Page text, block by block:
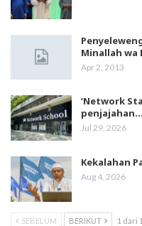
Minallah wa
Apr 2, 2013
‘Network
penjajahan…
Jul 29, 2026
Kekalahan
Aug 4, 2026
SEBELUM BERIKUT 1 dari